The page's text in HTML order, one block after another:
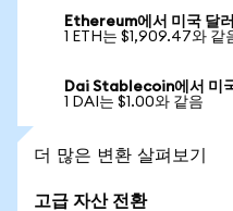
Ethereum에서 미국 달러
1 ETH는 $1,909.47와 같
Dai Stablecoin에서 미
1 DAI는 $1.00와 같음
더 많은 변환 살펴보기
고급 자산 전환